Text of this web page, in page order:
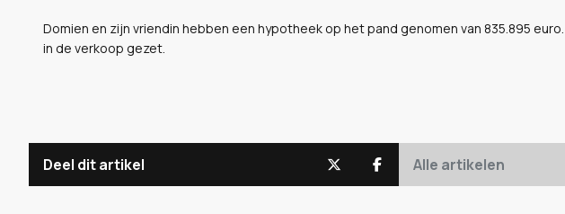
Domien en zijn vriendin hebben een hypotheek op het pand genomen van 835.895
in de verkoop gezet.
Deel dit artikel Alle artikelen